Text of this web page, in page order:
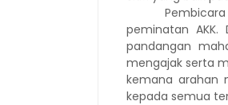
peminatan
pandangan
mengajak serta
kemana arahan
kepada semua